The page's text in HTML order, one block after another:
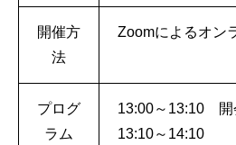
開催方
法
Zoomによるオン
プログ
ラム
13:00～13:10 開
13:10～14:10